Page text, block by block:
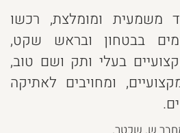
משמעית ומומלצת, רכשו
בבטחון ובראש שקט,
בעלי ותק ושם טוב,
ומחויבים לאתיקה